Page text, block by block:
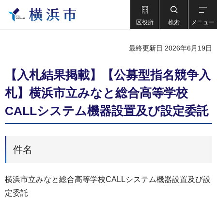
区役所 検索 メニュー
最終更新日 2026年6月19日
【入札結果掲載】【公募型指名競争入
札】横浜市立みなと総合高等学校
CALLシステム機器設置及び設定委託
件名
横浜市立みなと総合高等学校CALLシステム機器設置及び設
定委託